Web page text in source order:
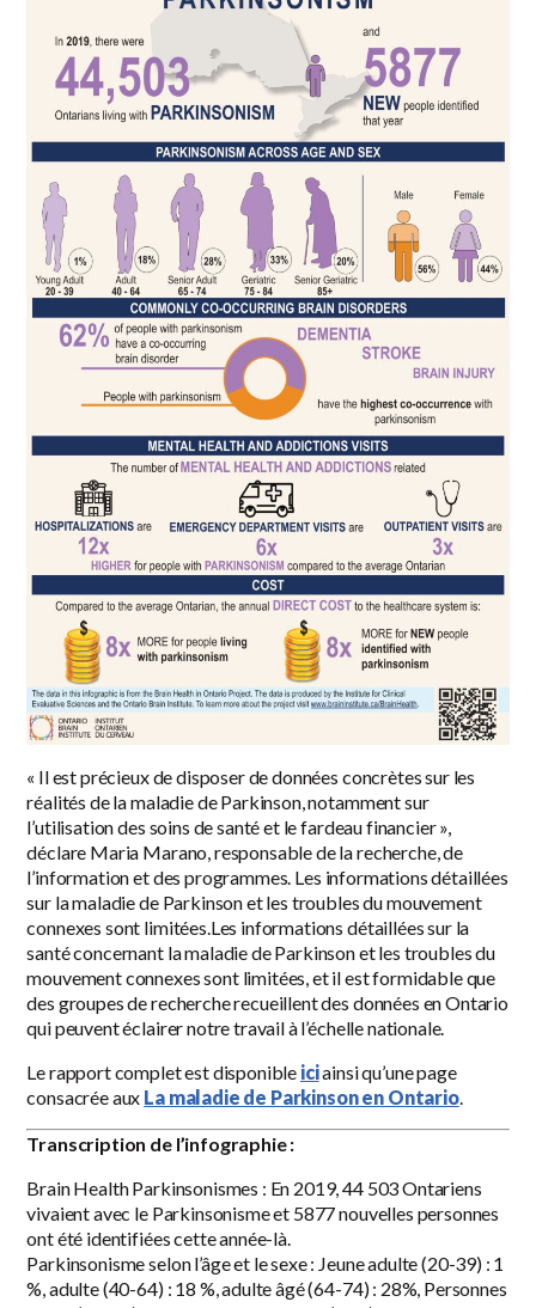
« Il est précieux de disposer de données concrètes sur les
réalités de la maladie de Parkinson, notamment sur
l’utilisation des soins de santé et le fardeau financier »,
déclare Maria Marano, responsable de la recherche, de
l’information et des programmes. Les informations détaillées
sur la maladie de Parkinson et les troubles du mouvement
connexes sont limitées.Les informations détaillées sur la
santé concernant la maladie de Parkinson et les troubles du
mouvement connexes sont limitées, et il est formidable que
des groupes de recherche recueillent des données en Ontario
qui peuvent éclairer notre travail à l’échelle nationale.
Le rapport complet est disponible iciainsi qu’une page
consacrée aux La maladie de Parkinson en Ontario.
Transcription de l’infographie :
Brain Health Parkinsonismes : En 2019, 44 503 Ontariens
vivaient avec le Parkinsonisme et 5877 nouvelles personnes
ont été identifiées cette année-là.
Parkinsonisme selon l’âge et le sexe : Jeune adulte (20-39) : 1
%, adulte (40-64) : 18 %, adulte âgé (64-74) : 28%, Personnes